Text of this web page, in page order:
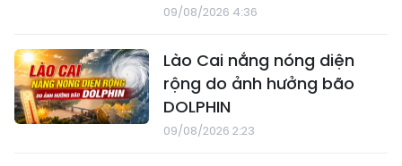
09/08/2026 4:36
Lào Cai nắng nóng diện
rộng do ảnh hưởng bão
DOLPHIN
09/08/2026 2:23